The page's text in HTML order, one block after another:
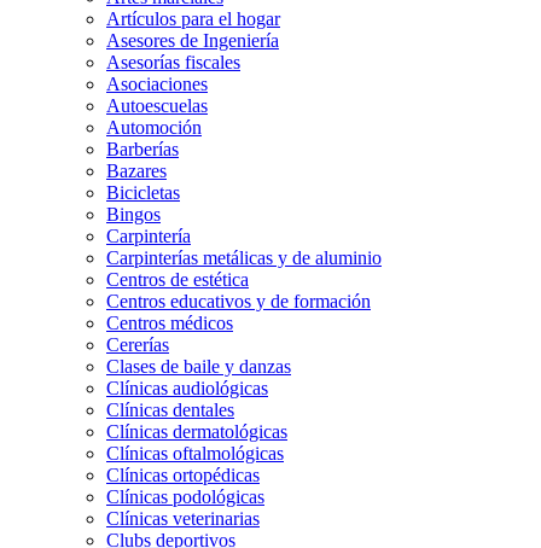
Artículos para el hogar
Asesores de Ingeniería
Asesorías fiscales
Asociaciones
Autoescuelas
Automoción
Barberías
Bazares
Bicicletas
Bingos
Carpintería
Carpinterías metálicas y de aluminio
Centros de estética
Centros educativos y de formación
Centros médicos
Cererías
Clases de baile y danzas
Clínicas audiológicas
Clínicas dentales
Clínicas dermatológicas
Clínicas oftalmológicas
Clínicas ortopédicas
Clínicas podológicas
Clínicas veterinarias
Clubs deportivos